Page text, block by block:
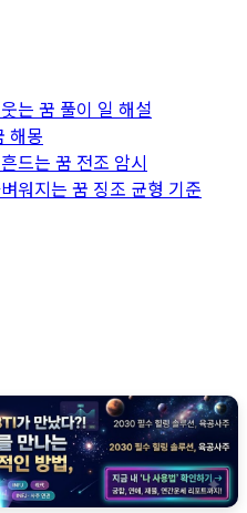
는 꿈 풀이 일 해설
해몽
드는 꿈 전조 암시
워지는 꿈 징조 균형 기준